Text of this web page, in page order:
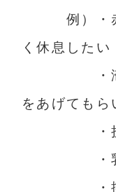
例）・赤
く休息したい
・滞在中
をあげてもら
・授乳
・乳房の
・搾乳を